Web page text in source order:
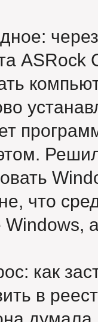
ASRock
что
Windows,
как
в